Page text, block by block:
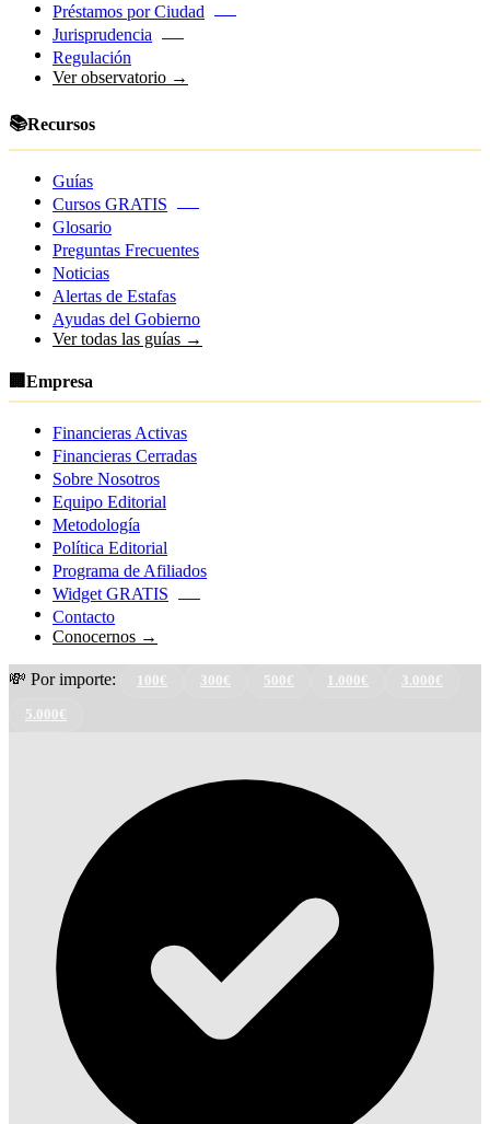
Préstamos por Ciudad
Jurisprudencia
Regulación
Ver observatorio →
📚Recursos
Guías
Cursos GRATIS
Glosario
Preguntas Frecuentes
Noticias
Alertas de Estafas
Ayudas del Gobierno
Ver todas las guías →
🏢 Empresa
Financieras Activas
Financieras Cerradas
Sobre Nosotros
Equipo Editorial
Metodología
Política Editorial
Programa de Afiliados
Widget GRATIS
Contacto
Conocernos →
💸 Por importe: 100€ 300€ 500€ 1.000€ 3.000€
5.000€